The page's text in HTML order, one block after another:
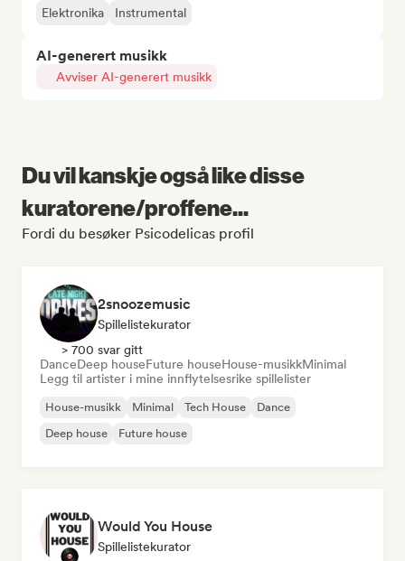
Elektronika Instrumental
AI-generert musikk
Avviser AI-generert musikk
Du vil kanskje også like disse
kuratorene/proffene...
Fordi du besøker Psicodelicas profil
2snoozemusic
Spillelistekurator
> 700 svar gitt
DanceDeep houseFuture houseHouse-musikkMinimal
Legg til artister i mine innflytelsesrike spillelister
House-musikk Minimal Tech House
Dance
Deep house
Future house
Would You House
Spillelistekurator